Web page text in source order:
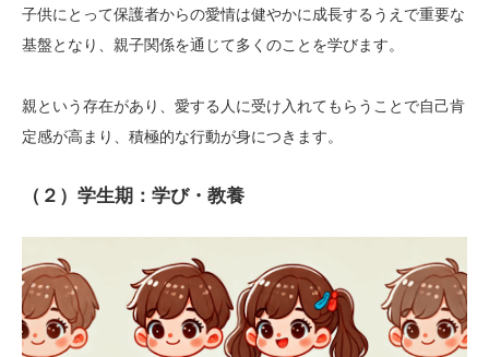
子供にとって保護者からの愛情は健やかに成長するうえで重要な
基盤となり、親子関係を通じて多くのことを学びます。
親という存在があり、愛する人に受け入れてもらうことで自己肯
定感が高まり、積極的な行動が身につきます。
（２）学生期：学び・教養